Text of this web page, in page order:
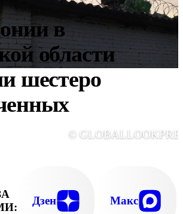
в
области
шестеро
©
Дзен Макс